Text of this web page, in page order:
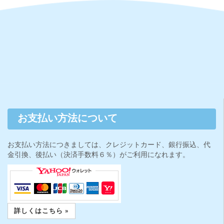
お支払い方法について
お支払い方法につきましては、クレジットカード、銀行振込、代
金引換、後払い（決済手数料６％）がご利用になれます。
詳しくはこちら »